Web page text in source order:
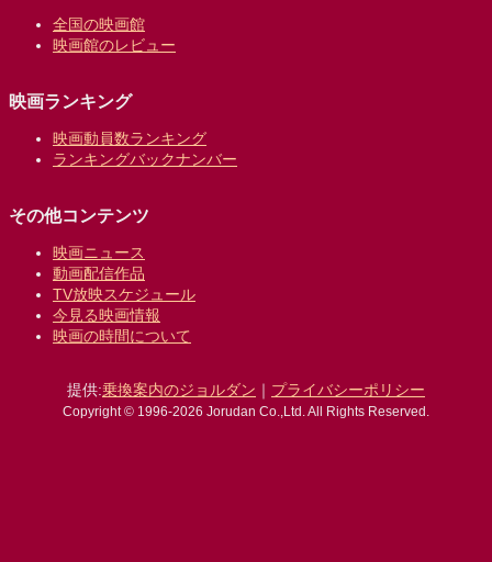
全国の映画館
映画館のレビュー
映画ランキング
映画動員数ランキング
ランキングバックナンバー
その他コンテンツ
映画ニュース
動画配信作品
TV放映スケジュール
今見る映画情報
映画の時間について
提供:乗換案内のジョルダン ｜ プライバシーポリシー
Copyright © 1996-2026 Jorudan Co.,Ltd. All Rights Reserved.